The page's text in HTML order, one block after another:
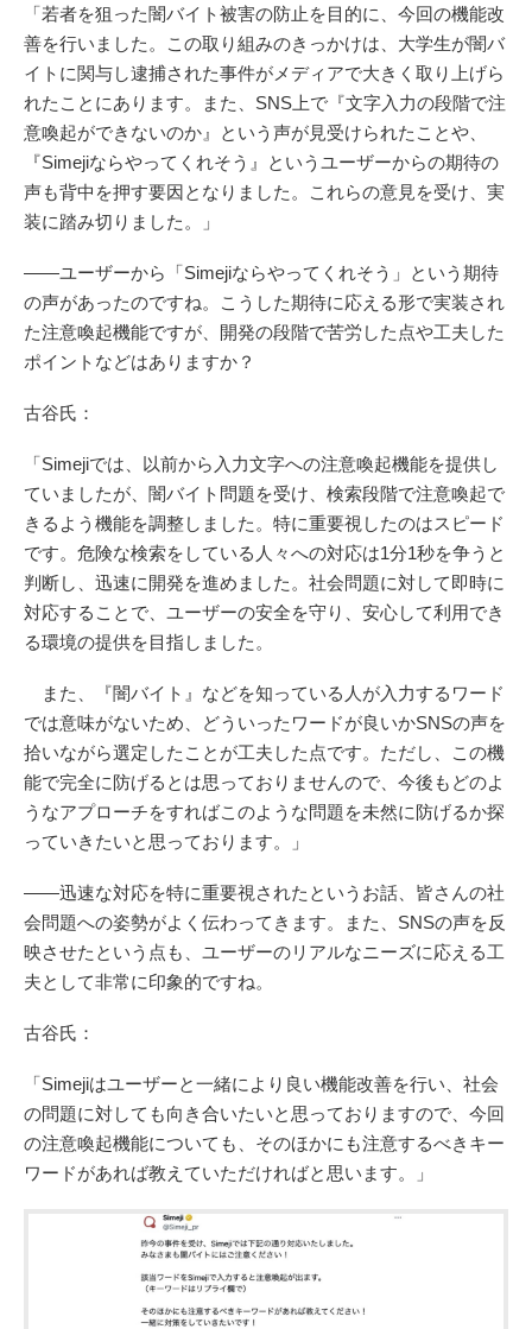
「若者を狙った闇バイト被害の防止を目的に、今回の機能改
善を行いました。この取り組みのきっかけは、大学生が闇バ
イトに関与し逮捕された事件がメディアで大きく取り上げら
れたことにあります。また、SNS上で『文字入力の段階で注
意喚起ができないのか』という声が見受けられたことや、
『Simejiならやってくれそう』というユーザーからの期待の
声も背中を押す要因となりました。これらの意見を受け、実
装に踏み切りました。」
――ユーザーから「Simejiならやってくれそう」という期待
の声があったのですね。こうした期待に応える形で実装され
た注意喚起機能ですが、開発の段階で苦労した点や工夫した
ポイントなどはありますか？
古谷氏：
「Simejiでは、以前から入力文字への注意喚起機能を提供し
ていましたが、闇バイト問題を受け、検索段階で注意喚起で
きるよう機能を調整しました。特に重要視したのはスピード
です。危険な検索をしている人々への対応は1分1秒を争うと
判断し、迅速に開発を進めました。社会問題に対して即時に
対応することで、ユーザーの安全を守り、安心して利用でき
る環境の提供を目指しました。
また、『闇バイト』などを知っている人が入力するワード
では意味がないため、どういったワードが良いかSNSの声を
拾いながら選定したことが工夫した点です。ただし、この機
能で完全に防げるとは思っておりませんので、今後もどのよ
うなアプローチをすればこのような問題を未然に防げるか探
っていきたいと思っております。」
――迅速な対応を特に重要視されたというお話、皆さんの社
会問題への姿勢がよく伝わってきます。また、SNSの声を反
映させたという点も、ユーザーのリアルなニーズに応える工
夫として非常に印象的ですね。
古谷氏：
「Simejiはユーザーと一緒により良い機能改善を行い、社会
の問題に対しても向き合いたいと思っておりますので、今回
の注意喚起機能についても、そのほかにも注意するべきキー
ワードがあれば教えていただければと思います。」